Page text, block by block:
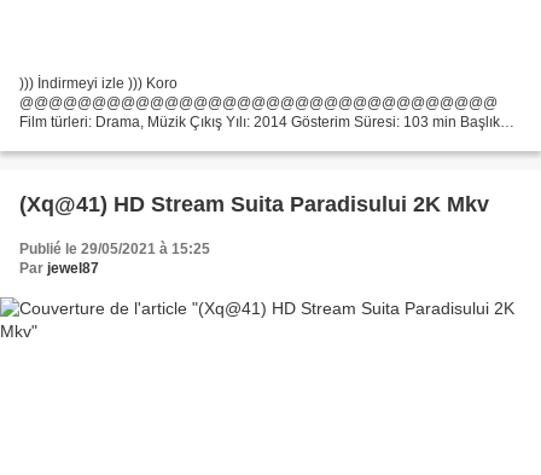
))) İndirmeyi izle ))) Koro
@@@@@@@@@@@@@@@@@@@@@@@@@@@@@@@@@
Film türleri: Drama, Müzik Çıkış Yılı: 2014 Gösterim Süresi: 103 min Başlık
Yönetmen: François Girard, Film ülke: ABD, Kanada,...
(Xq@41) HD Stream Suita Paradisului 2K Mkv
Publié le 29/05/2021 à 15:25
Par jewel87